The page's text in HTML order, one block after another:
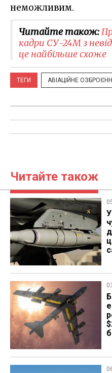
неможливим.
Читайте також:
кадри СУ-24М з
це найбільше схоже
ТЕГИ АВІАЦІЙНЕ
Читайте також